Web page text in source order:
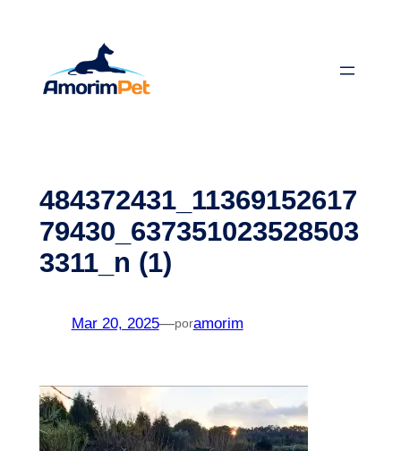
conteúdo
484372431_11369152617
79430_637351023528503
3311_n (1)
Mar 20, 2025—poramorim